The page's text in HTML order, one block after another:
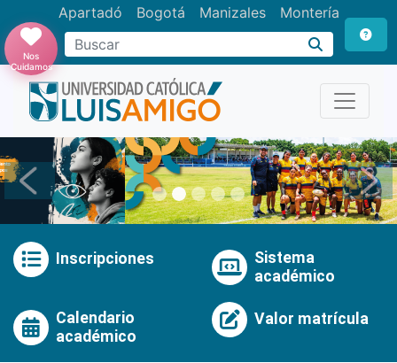
Apartadó Bogotá Manizales Montería
Buscar
Nos
Cuidamos
Anterior
Inscripciones
Sistema
académico
Calendario
académico
Valor matrícula